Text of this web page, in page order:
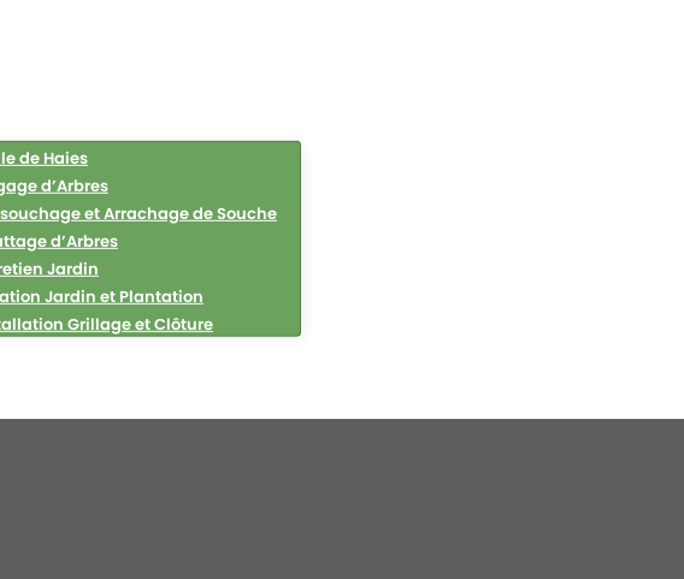
de Haies
d’Arbres
et Arrachage de Souche
d’Arbres
Jardin
Jardin et Plantation
Grillage et Clôture